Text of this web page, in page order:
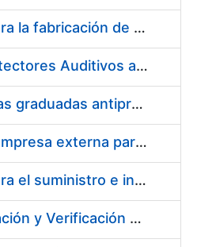
Acuerdo marco para la fabricación de piezas
Suministro de Protectores Auditivos a medida para las personas trabajadoras de los Centros de Trabajo de Madrid y Burgos
Suministro de gafas graduadas antiproyecciones para los trabajadores de la FNMT-RCM en los centros de trabajo de Madrid y Burgos
Servicios de una empresa externa para el asesoramiento y resolución de los recursos de alzada que se presentan relacionados con procesos de selección para la FNMT-RCM
Acuerdo marco para el suministro e instalación de persianas, estores y otros complementos
Servicio de Calibración y Verificación Externa de los Equipos de Medición del Servicio de Prevención de la FNMT-RCM